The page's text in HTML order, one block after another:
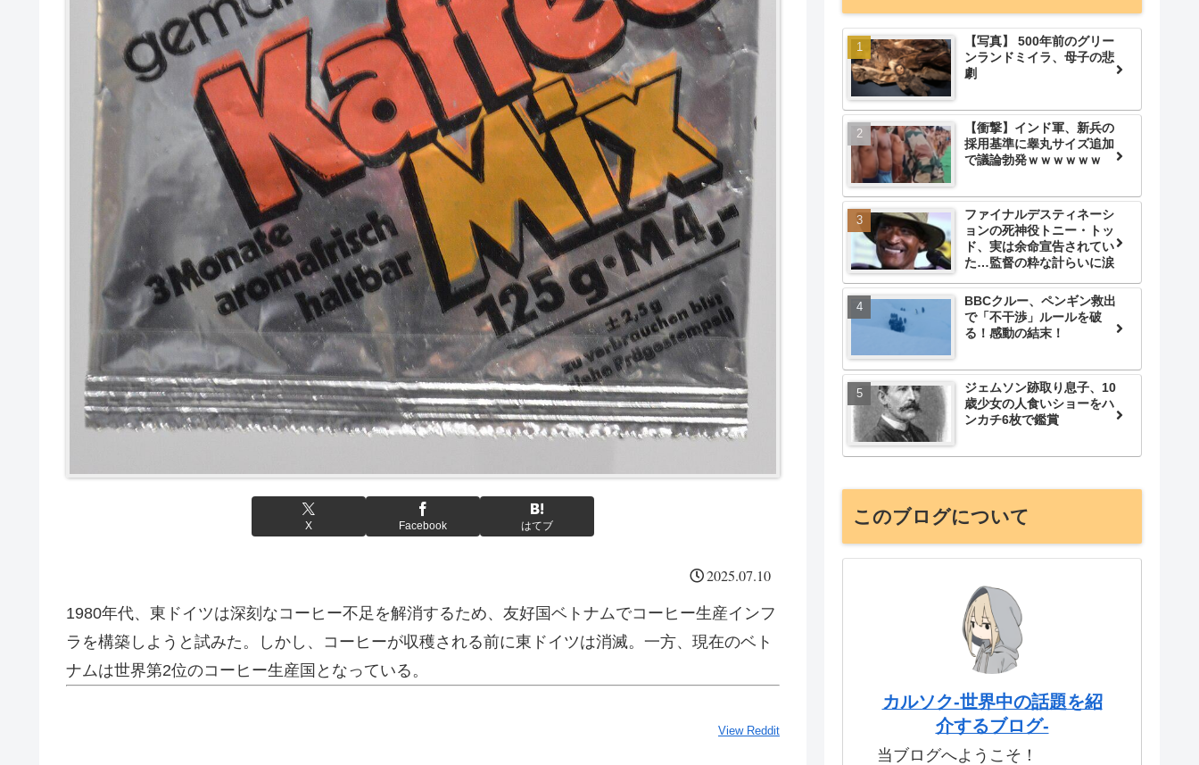
X Facebook はてブ
2025.07.10
1980年代、東ドイツは深刻なコーヒー不足を解消するため、友好国ベトナムでコーヒー生産インフ
ラを構築しようと試みた。しかし、コーヒーが収穫される前に東ドイツは消滅。一方、現在のベト
ナムは世界第2位のコーヒー生産国となっている。
View Reddit
【写真】 500年前のグリー
ンランドミイラ、母子の悲
劇
【衝撃】インド軍、新兵の
採用基準に睾丸サイズ追加
で議論勃発ｗｗｗｗｗｗ
ファイナルデスティネーシ
ョンの死神役トニー・トッ
ド、実は余命宣告されてい
た…監督の粋な計らいに涙
BBCクルー、ペンギン救出
で「不干渉」ルールを破
る！感動の結末！
ジェムソン跡取り息子、10
歳少女の人食いショーをハ
ンカチ6枚で鑑賞
このブログについて
カルソク-世界中の話題を紹
介するブログ-
当ブログへようこそ！